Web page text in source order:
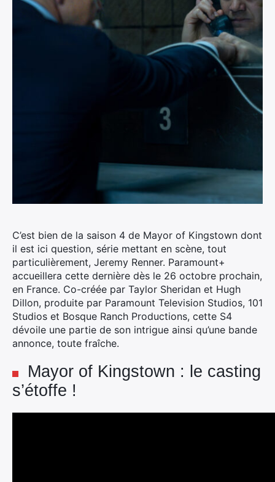
C’est bien de la saison 4 de Mayor of Kingstown dont
il est ici question, série mettant en scène, tout
particulièrement, Jeremy Renner. Paramount+
accueillera cette dernière dès le 26 octobre prochain,
en France. Co-créée par Taylor Sheridan et Hugh
Dillon, produite par Paramount Television Studios, 101
Studios et Bosque Ranch Productions, cette S4
dévoile une partie de son intrigue ainsi qu’une bande
annonce, toute fraîche.
Mayor of Kingstown : le casting
s’étoffe !